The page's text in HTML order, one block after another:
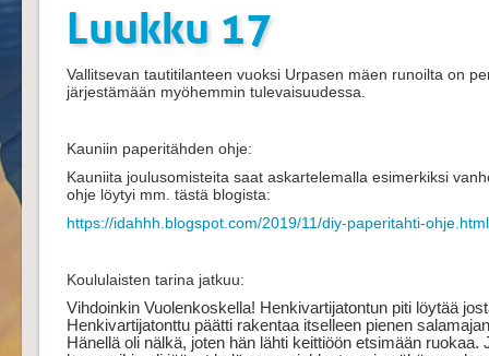
Luukku 17
Vallitsevan tautitilanteen vuoksi Urpasen mäen runoilta on
järjestämään myöhemmin tulevaisuudessa.
Kauniin paperitähden ohje:
Kauniita joulusomisteita saat askartelemalla esimerkiksi
ohje löytyi mm. tästä blogista:
https://idahhh.blogspot.com/2019/11/diy-paperitahti-ohje.html
Koululaisten tarina jatkuu:
Vihdoinkin Vuolenkoskella! Henkivartijatontun piti löytää
Henkivartijatonttu päätti rakentaa itselleen pienen
Hänellä oli nälkä, joten hän lähti keittiöön etsimään